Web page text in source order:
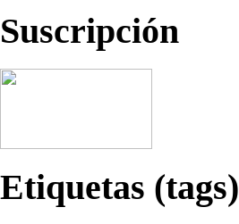
Suscripción
Etiquetas (tags)